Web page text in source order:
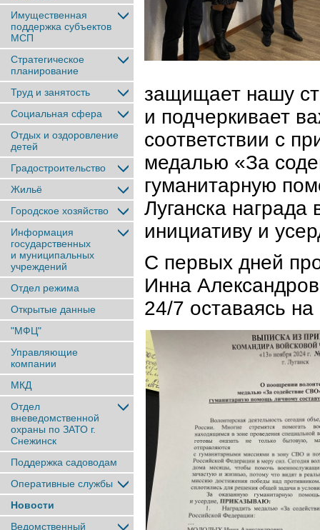
Имущественная
поддержка субъектов
МСП
Стратегическое
планирование
Труд и занятость
Социальная сфера
Отдых и оздоровление
детей
Градостроительство
Жильё
Городское хозяйство
Информация
государственных
и муниципальных
учреждений
Отдел режима
Открытые данные
"МФЦ"
Управляющие
компании
МКД
Отдел
вневедомственной
охраны по ЗАТО г.
Снежинск
Поддержка садоводам
Оперативные службы
Новости
Ведомственный
защищает нашу
и подчеркивает
соответствии с
медалью «За
гуманитарную
Луганска
инициативу и
С первых дней
Инна
24/7 оставаясь на